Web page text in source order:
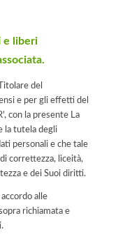
e liberi
del
e per gli effetti del
con la presente La
la tutela degli
personali e che tale
correttezza, liceità,
e dei Suoi diritti.
alle
richiamata e